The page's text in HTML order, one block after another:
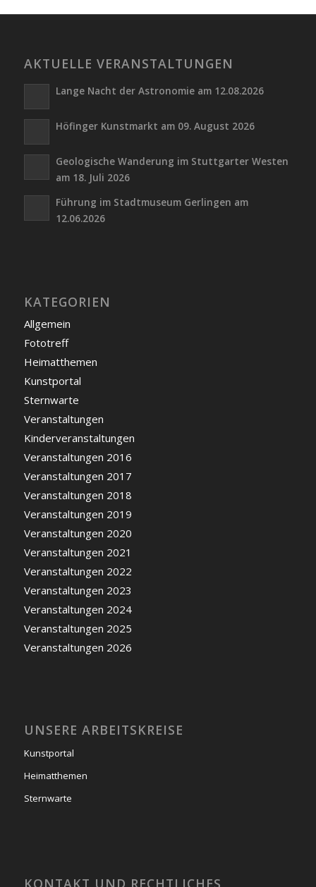
AKTUELLE VERANSTALTUNGEN
Lange Nacht der Astronomie am 12.08.2026
Höfinger Kunstmarkt am 09. August 2026
Geologische Wanderung im Stuttgarter Westen
am 18. Juli 2026
Führung im Stadtmuseum Gerlingen am
12.06.2026
KATEGORIEN
Allgemein
Fototreff
Heimatthemen
Kunstportal
Sternwarte
Veranstaltungen
Kinderveranstaltungen
Veranstaltungen 2016
Veranstaltungen 2017
Veranstaltungen 2018
Veranstaltungen 2019
Veranstaltungen 2020
Veranstaltungen 2021
Veranstaltungen 2022
Veranstaltungen 2023
Veranstaltungen 2024
Veranstaltungen 2025
Veranstaltungen 2026
UNSERE ARBEITSKREISE
Kunstportal
Heimatthemen
Sternwarte